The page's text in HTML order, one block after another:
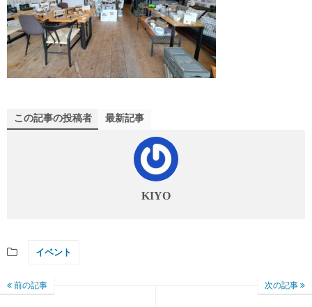
この記事の投稿者 最新記事
KIYO
イベント
前の記事 次の記事